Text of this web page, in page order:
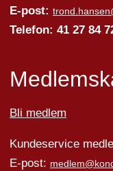
E-post:
Telefon: 41 27 84
Bli medlem
Kundeservice
E-post: